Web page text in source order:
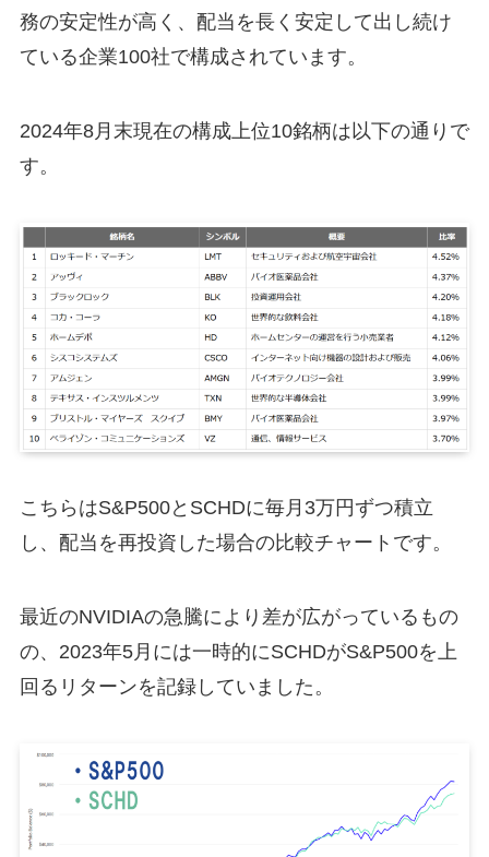
務の安定性が高く、配当を長く安定して出し続け
ている企業100社で構成されています。
2024年8月末現在の構成上位10銘柄は以下の通りで
す。
こちらはS&P500とSCHDに毎月3万円ずつ積立
し、配当を再投資した場合の比較チャートです。
最近のNVIDIAの急騰により差が広がっているもの
の、2023年5月には一時的にSCHDがS&P500を上
回るリターンを記録していました。